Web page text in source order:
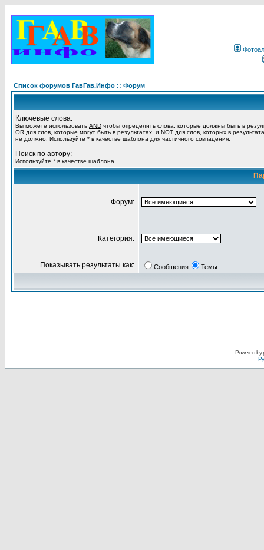
Список форумов ГавГав.Инфо :: Форум
Ключевые слова:
Вы можете использовать AND чтобы определить слова, которые должны быть в
OR для слов, которые могут быть в результатах, и NOT для слов, которых в
не должно. Используйте * в качестве шаблона для частичного совпадения.
Поиск по автору:
Используйте * в качестве шаблона
Форум:
Категория:
Показывать результаты как: Сообщения Темы
Powered by